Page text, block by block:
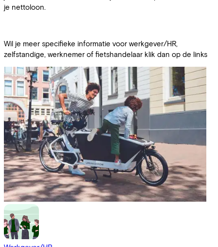
je nettoloon.
Wil je meer specifieke informatie voor werkgever/HR,
zelfstandige, werknemer of fietshandelaar klik dan op de links